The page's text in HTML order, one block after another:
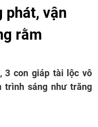
phát, vận
rằm
3 con giáp tài lộc vô
trình sáng như trăng